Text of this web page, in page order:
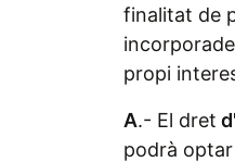
finalitat de
propi
A.- El dret
podrà